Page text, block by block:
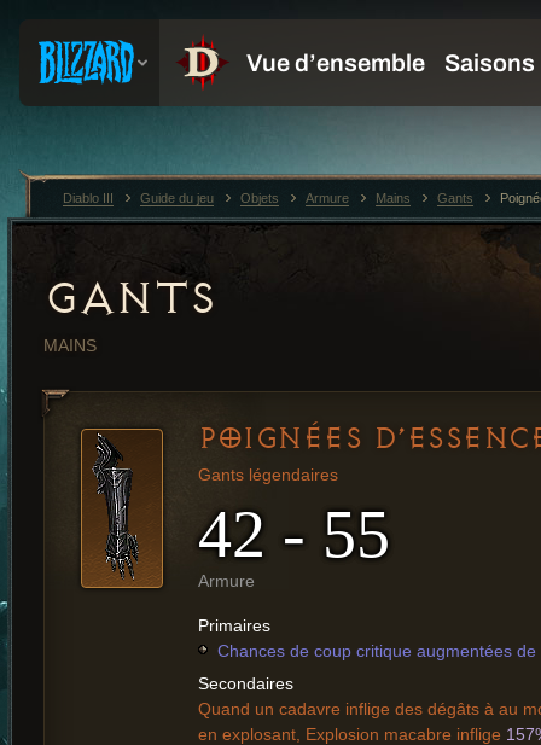
GANTS
MAINS
POIGNÉES
Gants légendaires
42 - 55
Armure
Primaires
Chances de coup critique augmentées
Secondaires
Quand un cadavre inflige des dégâts à au
en explosant, Explosion macabre inflige
Diablo III Guide du jeu Objets Armure Mains Gants